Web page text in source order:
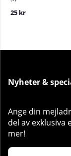
25 kr
Nyheter &
Ange din
del av
mer!